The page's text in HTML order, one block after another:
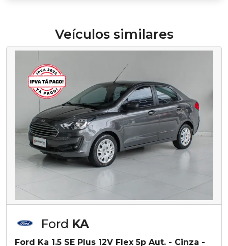
Veículos similares
Ford KA
Ford Ka 1.5 SE Plus 12V Flex 5p Aut. - Cinza -